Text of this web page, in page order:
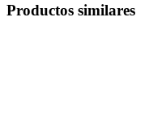
Productos similares